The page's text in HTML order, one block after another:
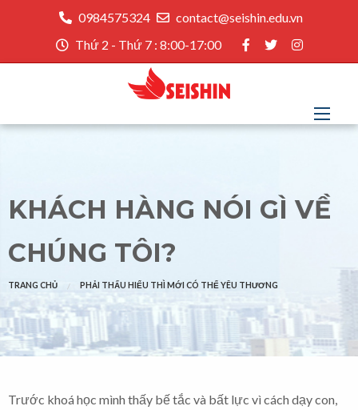
0984575324
contact@seishin.edu.vn
Thứ 2 - Thứ 7 : 8:00-17:00
KHÁCH HÀNG NÓI GÌ VỀ
CHÚNG TÔI?
TRANG CHỦ PHẢI THẤU HIỂU THÌ MỚI CÓ THỂ YÊU THƯƠNG
Trước khoá học mình thấy bế tắc và bất lực vì cách dạy con,